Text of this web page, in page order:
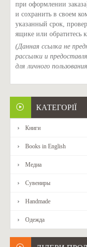
при оформлении
и сохранить в своем
указанный срок,
ящике или обратитесь
(Данная ссылка не
рассылки и
для личного
КАТЕГОРІЇ
Книги
Books in English
Медиа
Сувениры
Handmade
Одежда